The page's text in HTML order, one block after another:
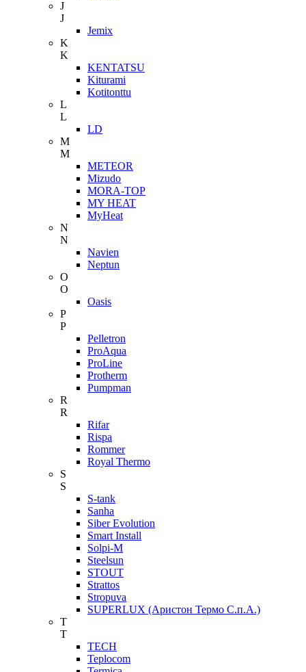
J
J
Jemix
K
K
KENTATSU
Kiturami
Kotitonttu
L
L
LD
M
M
METEOR
Mizudo
MORA-TOP
MY HEAT
MyHeat
N
N
Navien
Neptun
O
O
Oasis
P
P
Pelletron
ProAqua
ProLine
Protherm
Pumpman
R
R
Rifar
Rispa
Rommer
Royal Thermo
S
S
S-tank
Sanha
Siber Evolution
Smart Install
Solpi-M
Steelsun
STOUT
Strattos
Stropuva
SUPERLUX (Аристон Термо С.п.А.)
T
T
TECH
Teplocom